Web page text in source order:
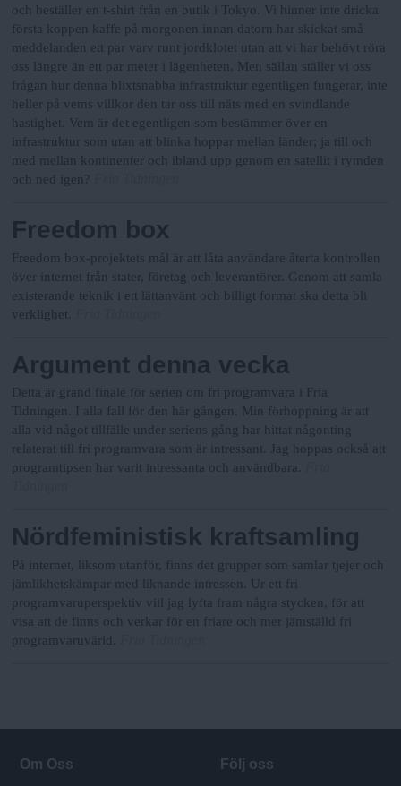
och beställer en t-shirt från en butik i Tokyo. Vi hinner inte dricka
första koppen kaffe på morgonen innan datorn har skickat små
meddelanden ett par varv runt jordklotet utan att vi har behövt röra
oss längre än ett par meter i lägenheten. Men sällan ställer vi oss
frågan hur denna blixtsnabba infrastruktur egentligen fungerar, inte
heller på vems villkor den tar oss till näts med en svindlande
hastighet. Vem är det egentligen som bestämmer över en
infrastruktur som utan att blinka hoppar mellan länder; ja till och
med mellan kontinenter och ibland upp genom en satellit i rymden
och ned igen?
Freedom box
Freedom box-projektets mål är att låta användare återta kontrollen
över internet från stater, företag och leverantörer. Genom att samla
existerande teknik i ett lättanvänt och billigt format ska detta bli
verklighet.
Argument denna vecka
Detta är grand finale för serien om fri programvara i Fria
Tidningen. I alla fall för den här gången. Min förhoppning är att
alla vid något tillfälle under seriens gång har hittat någonting
relaterat till fri programvara som är intressant. Jag hoppas också att
programtipsen har varit intressanta och användbara.
Nördfeministisk kraftsamling
På internet, liksom utanför, finns det grupper som samlar tjejer och
jämlikhetskämpar med liknande intressen. Ur ett fri
programvaruperspektiv vill jag lyfta fram några stycken, för att
visa att de finns och verkar för en friare och mer jämställd fri
programvaruvärld.
Om Oss Följ oss